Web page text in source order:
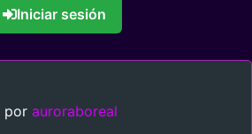
Iniciar sesión
por auroraboreal